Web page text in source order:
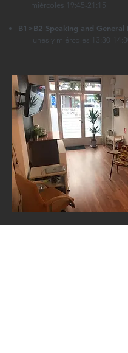
miércoles 19:45-21:15
B1>B2 Speaking and General
lunes y miércoles 13:30-